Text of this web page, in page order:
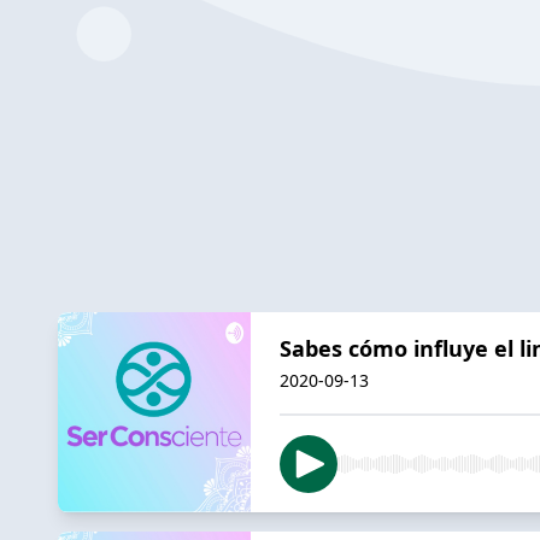
Sabes cómo influye el
2020-09-13